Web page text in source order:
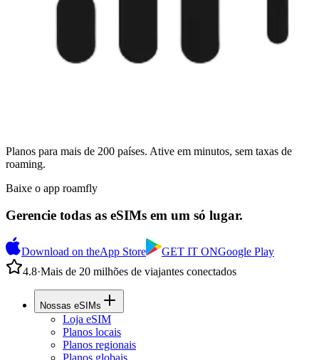
Planos para mais de 200 países. Ative em minutos, sem taxas de
roaming.
Baixe o app roamfly
Gerencie todas as eSIMs em um só lugar.
Download on theApp Store GET IT ONGoogle Play
4.8·Mais de 20 milhões de viajantes conectados
Nossas eSIMs
Loja eSIM
Planos locais
Planos regionais
Planos globais